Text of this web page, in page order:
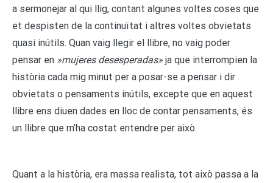
a sermonejar al qui llig, contant algunes voltes coses que
et despisten de la continuïtat i altres voltes obvietats
quasi inútils. Quan vaig llegir el llibre, no vaig poder
pensar en »mujeres desesperadas» ja que interrompien la
història cada mig minut per a posar-se a pensar i dir
obvietats o pensaments inútils, excepte que en aquest
llibre ens diuen dades en lloc de contar pensaments, és
un llibre que m’ha costat entendre per això.
Quant a la història, era massa realista, tot això passa a la